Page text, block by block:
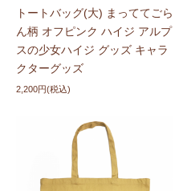
トートバッグ(大) まっててごら
ん柄 オフピンク ハイジ アルプ
スの少女ハイジ グッズ キャラ
クターグッズ
2,200円(税込)